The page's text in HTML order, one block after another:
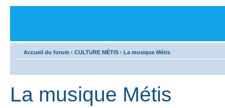
Accueil du forum ‹ CULTURE MÉTIS ‹ La musique Métis
La musique Métis